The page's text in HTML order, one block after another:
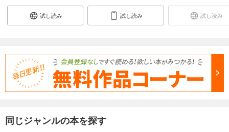
試し読み 試し読み 試し読み
同じジャンルの本を探す